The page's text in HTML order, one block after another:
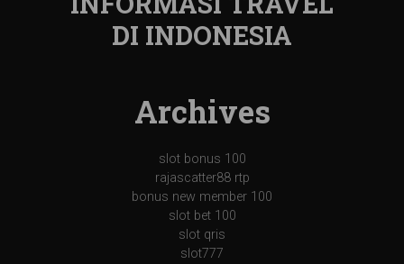
DI INDONESIA
Archives
slot bonus 100
rajascatter88 rtp
bonus new member 100
slot bet 100
slot qris
slot777